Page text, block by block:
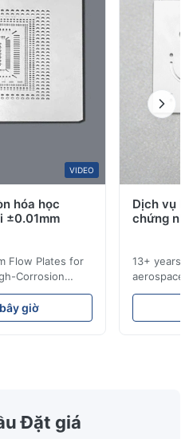
VIDEO
hóa học
±0.01mm
Flow Plates for
Corrosion
Xinhaisen
manufacturing
etched flow
Flow
giờ
Dịch vụ
chứng
13+ years
aerospace,
instant
Đặt giá